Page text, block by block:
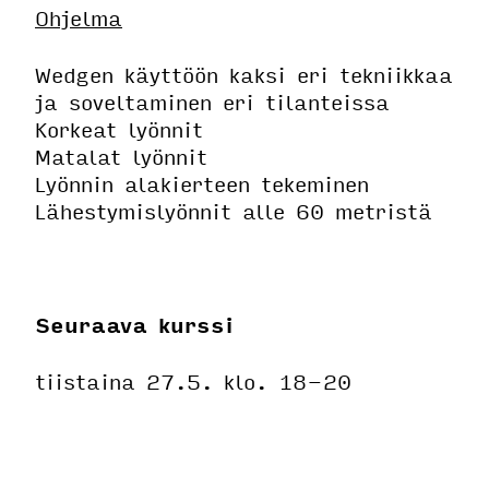
Ohjelma
Wedgen käyttöön kaksi eri tekniikkaa
ja soveltaminen eri tilanteissa
Korkeat lyönnit
Matalat lyönnit
Lyönnin alakierteen tekeminen
Lähestymislyönnit alle 60 metristä
Seuraava kurssi
tiistaina 27.5. klo. 18-20